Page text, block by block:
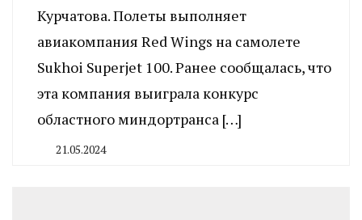
Курчатова. Полеты выполняет
авиакомпания Red Wings на самолете
Sukhoi Superjet 100. Ранее сообщалась, что
эта компания выиграла конкурс
областного миндортранса […]
21.05.2024